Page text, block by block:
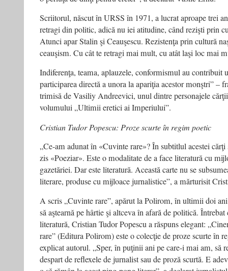
Scriitorul, născut în URSS în 1971, a lucrat aproape trei
retragi din politic, adică nu iei atitudine, când rezişti prin
Atunci apar Stalin şi Ceauşescu. Rezistenţa prin cultură
ceauşism. Cu cât te retragi mai mult, cu atât laşi loc mai
Indiferenţa, teama, aplauzele, conformismul au contribuit
participarea directă a unora la apariţia acestor monştri” –
trimisă de Vasiliy Andreevici, unul dintre personajele
volumului „Ultimii eretici ai Imperiului”.
Cristian Tudor Popescu: Proze scurte în regim poetic
„Ce-am adunat în «Cuvinte rare»? În subtitlul acestei cărţi
zis «Poeziar». Este o modalitate de a face literatură cu
gazetăriei. Dar este literatură. Această carte nu se
literare, produse cu mijloace jurnalistice”, a mărturisit
A scris „Cuvinte rare”, apărut la Polirom, în ultimii doi
să aştearnă pe hârtie şi altceva în afară de politică.
literatură, Cristian Tudor Popescu a răspuns elegant:
rare” (Editura Polirom) este o colecţie de proze scurte în
explicat autorul. „Sper, în puţinii ani pe care-i mai am, să
despart de reflexele de jurnalist sau de proză scurtă. E